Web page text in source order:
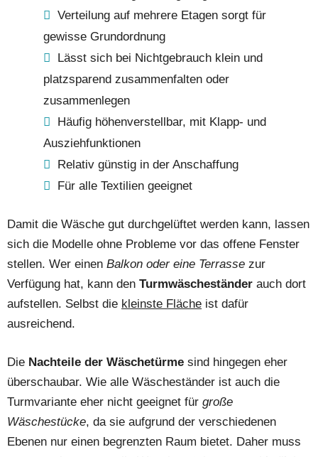
Verteilung auf mehrere Etagen sorgt für
gewisse Grundordnung
Lässt sich bei Nichtgebrauch klein und
platzsparend zusammenfalten oder
zusammenlegen
Häufig höhenverstellbar, mit Klapp- und
Ausziehfunktionen
Relativ günstig in der Anschaffung
Für alle Textilien geeignet
Damit die Wäsche gut durchgelüftet werden kann, lassen
sich die Modelle ohne Probleme vor das offene Fenster
stellen. Wer einen Balkon oder eine Terrasse zur
Verfügung hat, kann den Turmwäscheständer auch dort
aufstellen. Selbst die kleinste Fläche ist dafür
ausreichend.
Die Nachteile der Wäschetürme sind hingegen eher
überschaubar. Wie alle Wäscheständer ist auch die
Turmvariante eher nicht geeignet für große
Wäschestücke, da sie aufgrund der verschiedenen
Ebenen nur einen begrenzten Raum bietet. Daher muss